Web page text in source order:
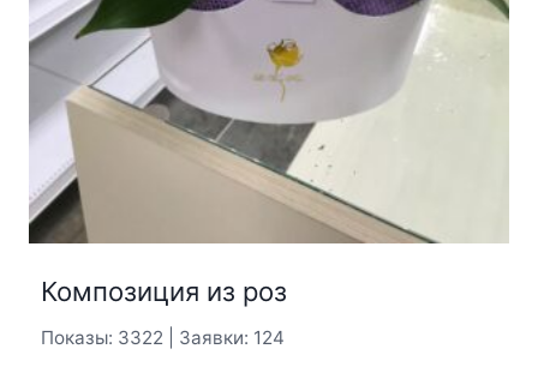
Композиция из роз
Показы: 3322 | Заявки: 124